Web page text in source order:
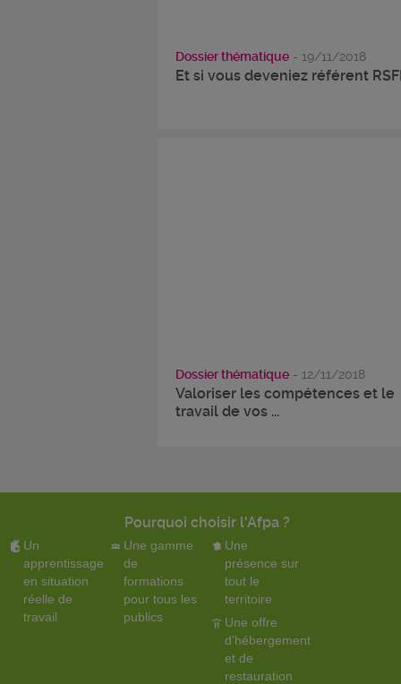
Dossier thématique - 19/11/2018
Et si vous deveniez référent
Dossier thématique - 12/11/2018
Valoriser les compétences et le
travail de vos ...
Pourquoi choisir l'Afpa ?
Un
apprentissage
en situation
réelle de
travail
Une gamme
de
formations
pour tous les
publics
Une
présence sur
tout le
territoire
Une offre
d'hébergement
et de
restauration